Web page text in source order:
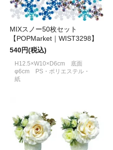
MIXスノー50枚セット
【POPMarket｜WIST3298】
540円(税込)
H12.5×W10×D6cm 底面
φ6cm PS・ポリエステル・
紙